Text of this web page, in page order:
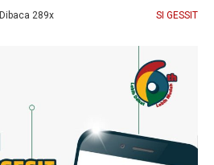
Dibaca 289x SI GESSIT